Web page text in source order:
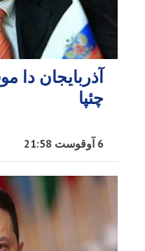
آذربایجان دا
چئپا
6 آوقوست 21:58